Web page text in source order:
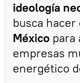
ideología
busca hacer
México para
empresas
energético